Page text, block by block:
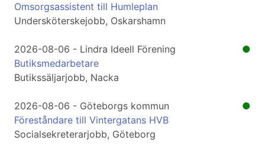
Omsorgsassistent till Humleplan
Undersköterskejobb, Oskarshamn
●
2026-08-06 - Lindra Ideell Förening
Butiksmedarbetare
Butikssäljarjobb, Nacka
●
2026-08-06 - Göteborgs kommun
Föreståndare till Vintergatans HVB
Socialsekreterarjobb, Göteborg